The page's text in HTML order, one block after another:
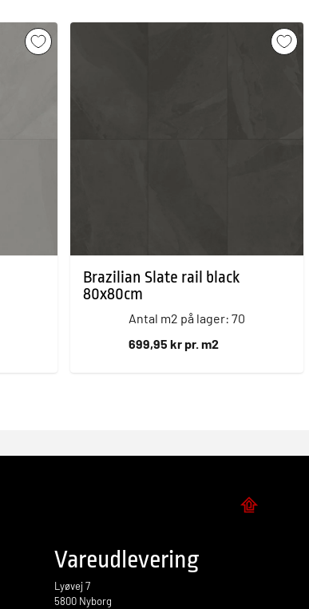
Brazilian Slate rail black
80x80cm
Antal m2 på lager: 70
699,95 kr pr. m2
Vareudlevering
Lyøvej 7
5800 Nyborg